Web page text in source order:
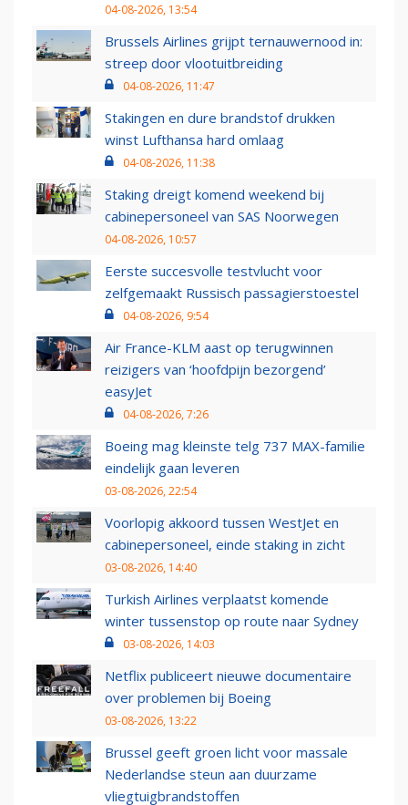
04-08-2026, 13:54
Brussels Airlines grijpt ternauwernood in:
streep door vlootuitbreiding
04-08-2026, 11:47
Stakingen en dure brandstof drukken
winst Lufthansa hard omlaag
04-08-2026, 11:38
Staking dreigt komend weekend bij
cabinepersoneel van SAS Noorwegen
04-08-2026, 10:57
Eerste succesvolle testvlucht voor
zelfgemaakt Russisch passagierstoestel
04-08-2026, 9:54
Air France-KLM aast op terugwinnen
reizigers van ‘hoofdpijn bezorgend’
easyJet
04-08-2026, 7:26
Boeing mag kleinste telg 737 MAX-familie
eindelijk gaan leveren
03-08-2026, 22:54
Voorlopig akkoord tussen WestJet en
cabinepersoneel, einde staking in zicht
03-08-2026, 14:40
Turkish Airlines verplaatst komende
winter tussenstop op route naar Sydney
03-08-2026, 14:03
Netflix publiceert nieuwe documentaire
over problemen bij Boeing
03-08-2026, 13:22
Brussel geeft groen licht voor massale
Nederlandse steun aan duurzame
vliegtuigbrandstoffen